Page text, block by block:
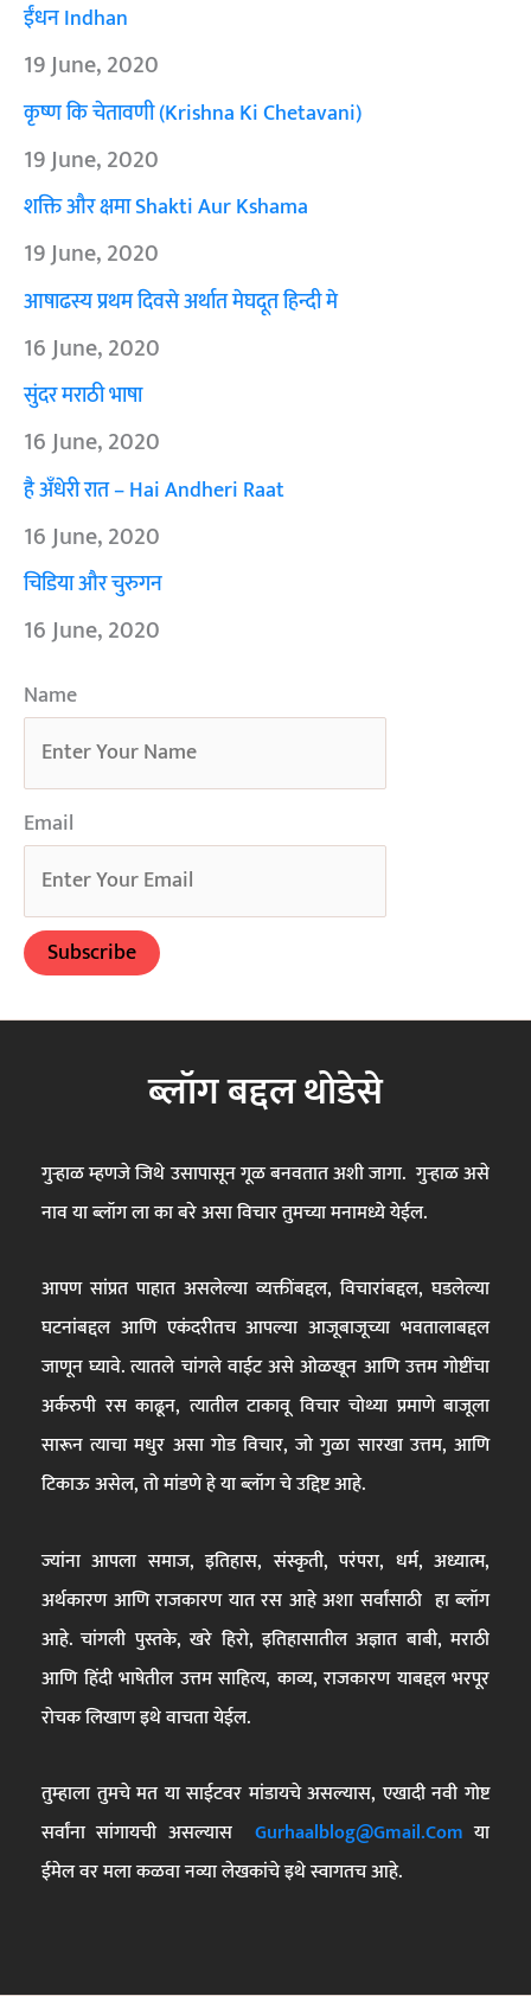
ईंधन Indhan
19 June, 2020
कृष्ण कि चेतावणी (Krishna Ki Chetavani)
19 June, 2020
शक्ति और क्षमा Shakti Aur Kshama
19 June, 2020
आषाढस्य प्रथम दिवसे अर्थात मेघदूत हिन्दी मे
16 June, 2020
सुंदर मराठी भाषा
16 June, 2020
है अँधेरी रात – Hai Andheri Raat
16 June, 2020
चिडिया और चुरुगन
16 June, 2020
Name
Email
ब्लॉग बद्दल थोडेसे
गुऱ्हाळ म्हणजे जिथे उसापासून गूळ बनवतात अशी जागा. गुऱ्हाळ असे
नाव या ब्लॉग ला का बरे असा विचार तुमच्या मनामध्ये येईल.
आपण सांप्रत पाहात असलेल्या व्यक्तींबद्दल, विचारांबद्दल, घडलेल्या
घटनांबद्दल आणि एकंदरीतच आपल्या आजूबाजूच्या भवतालाबद्दल
जाणून घ्यावे. त्यातले चांगले वाईट असे ओळखून आणि उत्तम गोष्टींचा
अर्करुपी रस काढून, त्यातील टाकावू विचार चोथ्या प्रमाणे बाजूला
सारून त्याचा मधुर असा गोड विचार, जो गुळा सारखा उत्तम, आणि
टिकाऊ असेल, तो मांडणे हे या ब्लॉग चे उद्दिष्ट आहे.
ज्यांना आपला समाज, इतिहास, संस्कृती, परंपरा, धर्म, अध्यात्म,
अर्थकारण आणि राजकारण यात रस आहे अशा सर्वांसाठी हा ब्लॉग
आहे. चांगली पुस्तके, खरे हिरो, इतिहासातील अज्ञात बाबी, मराठी
आणि हिंदी भाषेतील उत्तम साहित्य, काव्य, राजकारण याबद्दल भरपूर
रोचक लिखाण इथे वाचता येईल.
तुम्हाला तुमचे मत या साईटवर मांडायचे असल्यास, एखादी नवी गोष्ट
सर्वांना सांगायची असल्यास Gurhaalblog@gmail.com या
ईमेल वर मला कळवा नव्या लेखकांचे इथे स्वागतच आहे.